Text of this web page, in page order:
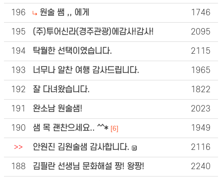
196 원술 쌤 ,, 에게 1746
195 (주)투어신라(경주관광)에감사!감사! 2095
194 탁월한 선택이였습니다. 2115
193 너무나 알찬 여행 감사드립니다. 1965
192 잘 다녀왔습니다. 1822
191 완소남 원술샘! 2023
190 샘 목 괜찬으세요.. ^^* [6] 1949
>> 안원진 김원술샘 감사합니다. 2116
188 김필란 선생님 문화해설 짱! 왕짱! 2240